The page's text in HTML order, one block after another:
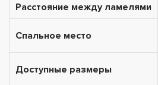
Расстояние между ламелями
Спальное место
Доступные размеры